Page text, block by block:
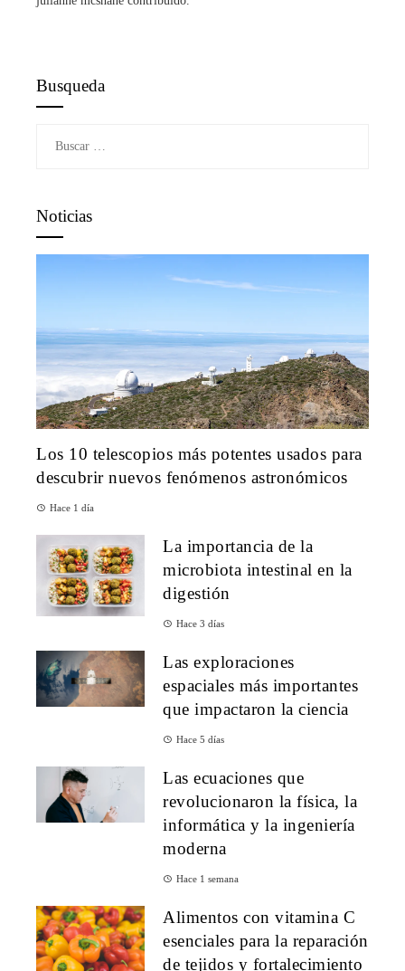
Busqueda
Noticias
Los 10 telescopios más potentes usados para
descubrir nuevos fenómenos astronómicos
Hace 1 día
La importancia de la
microbiota intestinal en la
digestión
Hace 3 días
Las exploraciones
espaciales más importantes
que impactaron la ciencia
Hace 5 días
Las ecuaciones que
revolucionaron la física, la
informática y la ingeniería
moderna
Hace 1 semana
Alimentos con vitamina C
esenciales para la reparación
de tejidos y fortalecimiento